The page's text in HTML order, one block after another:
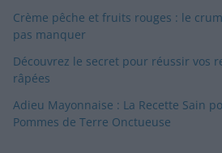
Crème pêche et fruits rouges : le
pas manquer
Découvrez le secret pour réussir vos
râpées
Adieu Mayonnaise : La Recette Sain
Pommes de Terre Onctueuse